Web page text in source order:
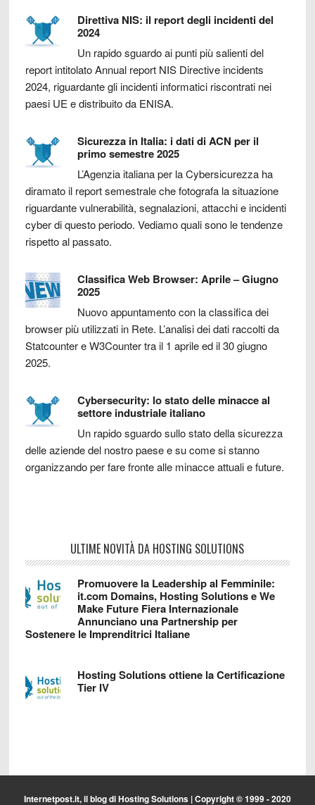
Direttiva NIS: il report degli incidenti del
2024
Un rapido sguardo ai punti più salienti del
report intitolato Annual report NIS Directive incidents
2024, riguardante gli incidenti informatici riscontrati nei
paesi UE e distribuito da ENISA.
Sicurezza in Italia: i dati di ACN per il
primo semestre 2025
L’Agenzia italiana per la Cybersicurezza ha
diramato il report semestrale che fotografa la situazione
riguardante vulnerabilità, segnalazioni, attacchi e incidenti
cyber di questo periodo. Vediamo quali sono le tendenze
rispetto al passato.
Classifica Web Browser: Aprile – Giugno
2025
Nuovo appuntamento con la classifica dei
browser più utilizzati in Rete. L’analisi dei dati raccolti da
Statcounter e W3Counter tra il 1 aprile ed il 30 giugno
2025.
Cybersecurity: lo stato delle minacce al
settore industriale italiano
Un rapido sguardo sullo stato della sicurezza
delle aziende del nostro paese e su come si stanno
organizzando per fare fronte alle minacce attuali e future.
ULTIME NOVITÀ DA HOSTING SOLUTIONS
Promuovere la Leadership al Femminile:
it.com Domains, Hosting Solutions e We
Make Future Fiera Internazionale
Annunciano una Partnership per
Sostenere le Imprenditrici Italiane
Hosting Solutions ottiene la Certificazione
Tier IV
Internetpost.it, il blog diHosting Solutions | Copyright © 1999 - 2020